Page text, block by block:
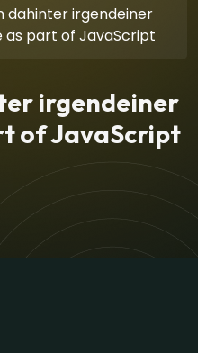
dahinter irgendeiner
as part of JavaScript
irgendeiner
of JavaScript